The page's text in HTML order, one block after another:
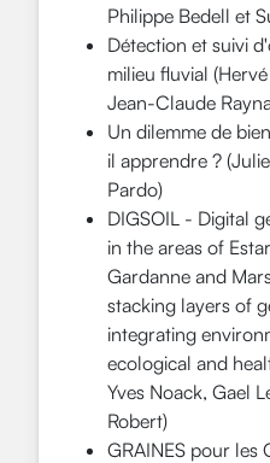
Philippe Bedell et
Détection et suivi
milieu fluvial
Jean-Claude
Un dilemme de
il apprendre ?
Pardo)
DIGSOIL - Digital
in the areas of
Gardanne and
stacking layers of
integrating
ecological and
Yves Noack, Gael
Robert)
GRAINES pour les